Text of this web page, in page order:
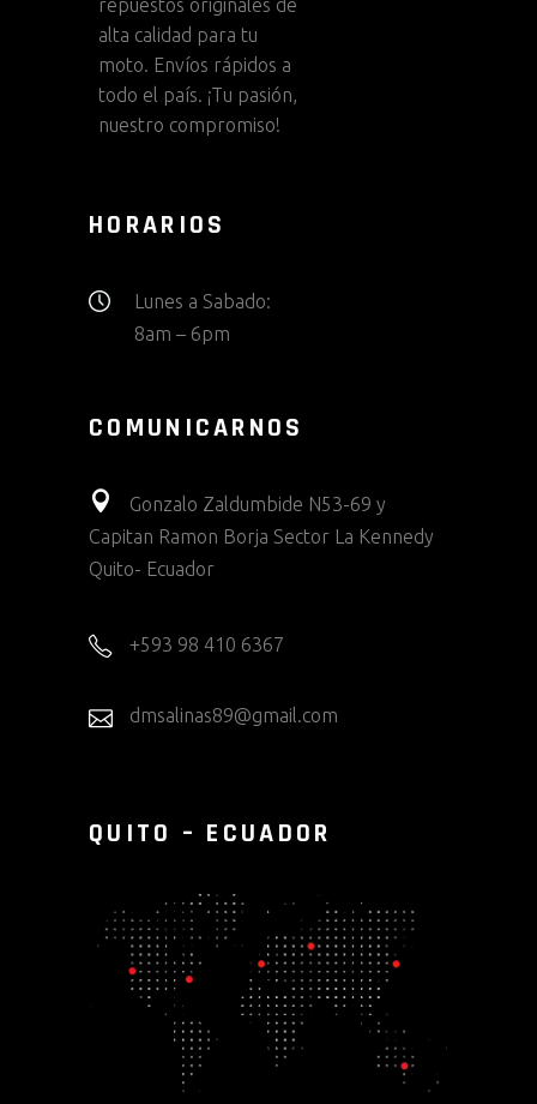
repuestos originales de
alta calidad para tu
moto. Envíos rápidos a
todo el país. ¡Tu pasión,
nuestro compromiso!
HORARIOS
Lunes a Sabado:
8am – 6pm
COMUNICARNOS
Gonzalo Zaldumbide N53-69 y
Capitan Ramon Borja Sector La Kennedy
Quito- Ecuador
+593 98 410 6367
dmsalinas89@gmail.com
QUITO – ECUADOR